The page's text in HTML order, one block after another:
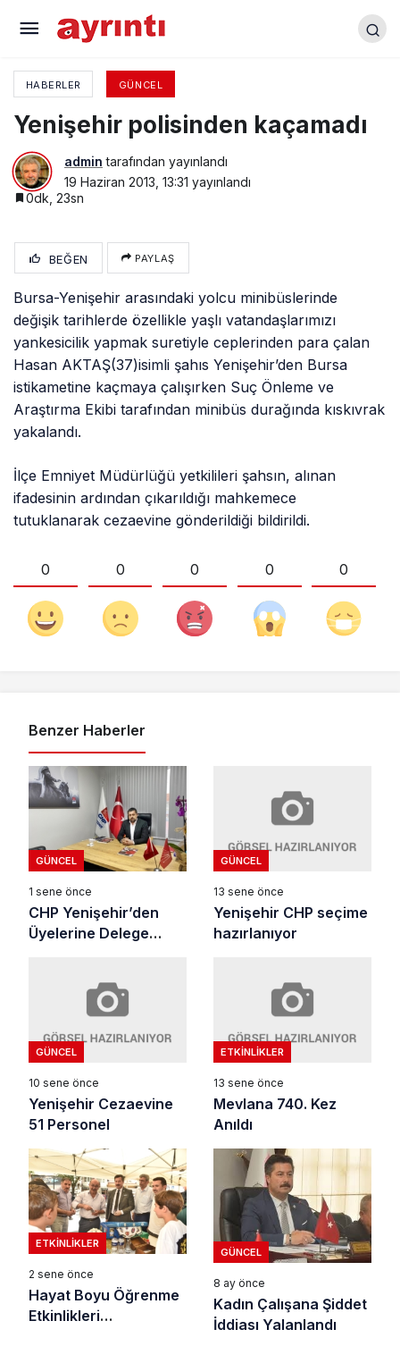
HABERLER GÜNCEL
Yenişehir polisinden kaçamadı
admin tarafından yayınlandı
19 Haziran 2013, 13:31 yayınlandı
0dk, 23sn
BEĞEN PAYLAŞ
Bursa-Yenişehir arasındaki yolcu minibüslerinde
değişik tarihlerde özellikle yaşlı vatandaşlarımızı
yankesicilik yapmak suretiyle ceplerinden para çalan
Hasan AKTAŞ(37)isimli şahıs Yenişehir’den Bursa
istikametine kaçmaya çalışırken Suç Önleme ve
Araştırma Ekibi tarafından minibüs durağında kıskıvrak
yakalandı.
İlçe Emniyet Müdürlüğü yetkilileri şahsın, alınan
ifadesinin ardından çıkarıldığı mahkemece
tutuklanarak cezaevine gönderildiği bildirildi.
0 0 0 0 0
Benzer Haberler
GÜNCEL
1 sene önce
CHP Yenişehir’den
Üyelerine Delege
GÜNCEL
13 sene önce
Yenişehir CHP seçime
hazırlanıyor
GÜNCEL
10 sene önce
Yenişehir Cezaevine
51 Personel
ETKINLIKLER
13 sene önce
Mevlana 740. Kez
Anıldı
ETKINLIKLER
2 sene önce
Hayat Boyu Öğrenme
Etkinlikleri
GÜNCEL
8 ay önce
Kadın Çalışana Şiddet
İddiası Yalanlandı
Yenişehir’de karne sevinci